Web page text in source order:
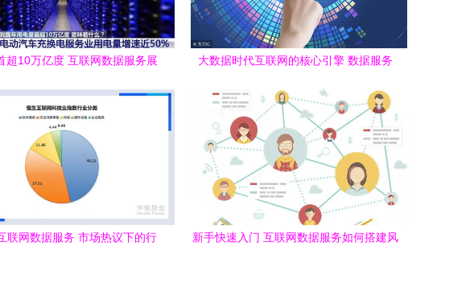
超10万亿度 互联网数据服务展
大数据时代互联网的核心引擎 数据服务
联网数据服务 市场热议下的行
新手快速入门 互联网数据服务如何搭建风